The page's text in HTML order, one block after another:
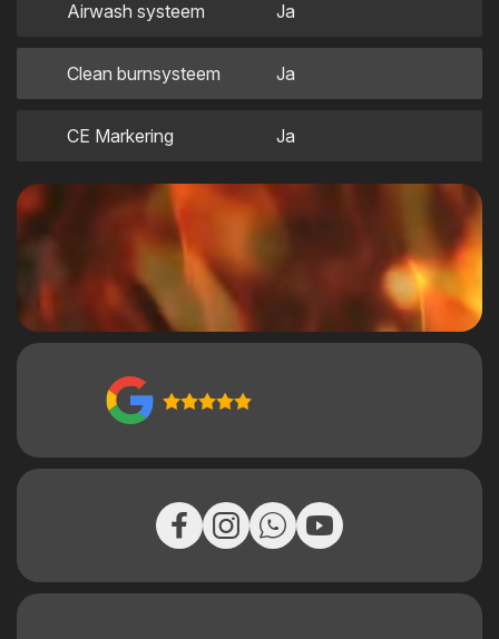
Airwash systeem Ja
Clean burnsysteem Ja
CE Markering Ja